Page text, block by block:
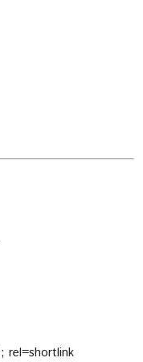
; rel=shortlink